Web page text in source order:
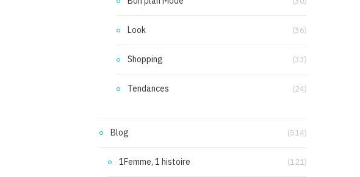
Look (36)
Shopping (33)
Tendances (24)
Blog (514)
1Femme, 1 histoire (121)